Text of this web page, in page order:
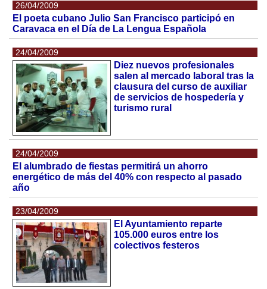
26/04/2009
El poeta cubano Julio San Francisco participó en
Caravaca en el Día de La Lengua Española
24/04/2009
Diez nuevos profesionales
salen al mercado laboral tras la
clausura del curso de auxiliar
de servicios de hospedería y
turismo rural
24/04/2009
El alumbrado de fiestas permitirá un ahorro
energético de más del 40% con respecto al pasado
año
23/04/2009
El Ayuntamiento reparte
105.000 euros entre los
colectivos festeros